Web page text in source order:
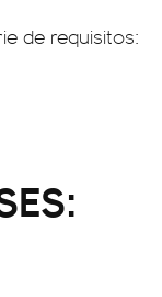
de requisitos: